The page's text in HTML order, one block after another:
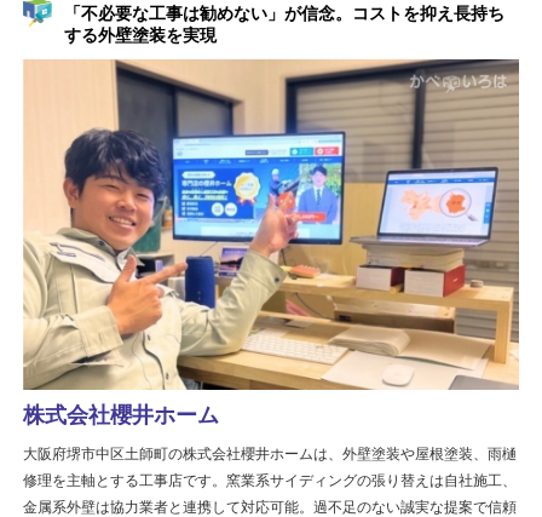
「不必要な工事は勧めない」が信念。コストを抑え長持ち
する外壁塗装を実現
株式会社櫻井ホーム
大阪府堺市中区土師町の株式会社櫻井ホームは、外壁塗装や屋根塗装、雨樋
修理を主軸とする工事店です。窯業系サイディングの張り替えは自社施工、
金属系外壁は協力業者と連携して対応可能。過不足のない誠実な提案で信頼